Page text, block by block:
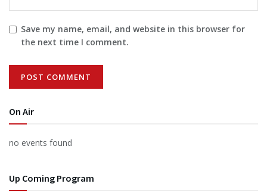
Save my name, email, and website in this browser for
the next time I comment.
On Air
no events found
Up Coming Program